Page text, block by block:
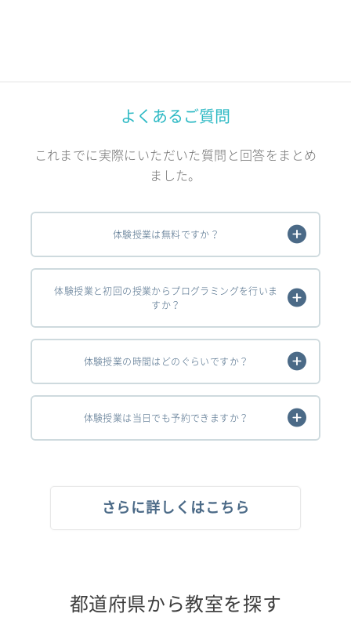
よくあるご質問
これまでに実際にいただいた質問と回答をまとめ
ました。
体験授業は無料ですか？
体験授業と初回の授業からプログラミングを行いま
すか？
体験授業の時間はどのぐらいですか？
体験授業は当日でも予約できますか？
さらに詳しくはこちら
都道府県から教室を探す